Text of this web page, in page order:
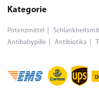
Kategorie
Potenzmittel
Antibabypille
Antibiotika